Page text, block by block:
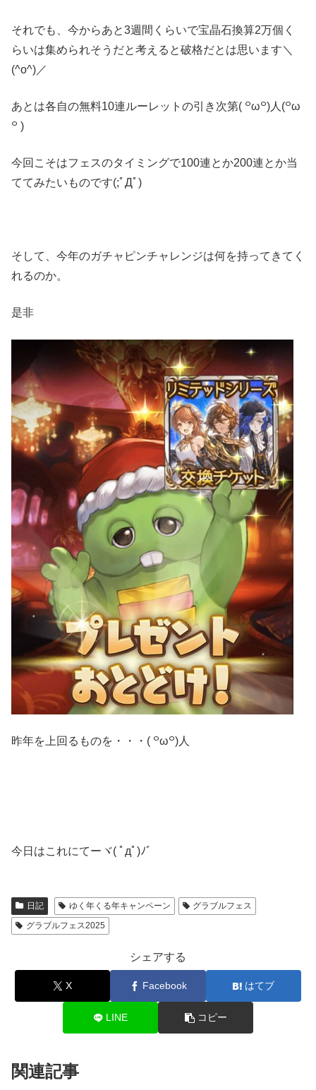
それでも、今からあと3週間くらいで宝晶石換算2万個く
らいは集められそうだと考えると破格だとは思います＼
(^o^)／
あとは各自の無料10連ルーレットの引き次第( ꒪ω꒪)人(꒪ω
꒪ )
今回こそはフェスのタイミングで100連とか200連とか当
ててみたいものです(;ﾟДﾟ)
そして、今年のガチャピンチャレンジは何を持ってきてく
れるのか。
是非
昨年を上回るものを・・・( ꒪ω꒪)人
今日はこれにてーヾ( ﾟдﾟ)ﾉ゛
日記 ゆく年くる年キャンペーン
グラブルフェス
グラブルフェス2025
シェアする
X Facebook はてブ
LINE コピー
関連記事